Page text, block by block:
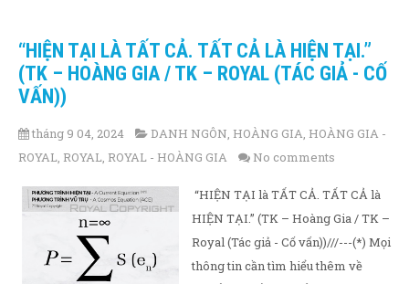
“HIỆN TẠI LÀ TẤT CẢ. TẤT CẢ LÀ HIỆN TẠI.”
(TK – HOÀNG GIA / TK – ROYAL (TÁC GIẢ - CỐ
VẤN))
tháng 9 04, 2024 DANH NGÔN, HOÀNG GIA, HOÀNG GIA -
ROYAL, ROYAL, ROYAL - HOÀNG GIA No comments
“HIỆN TẠI là TẤT CẢ. TẤT CẢ là
HIỆN TẠI.” (TK – Hoàng Gia / TK –
Royal (Tác giả - Cố vấn))///---(*) Mọi
thông tin cần tìm hiểu thêm về